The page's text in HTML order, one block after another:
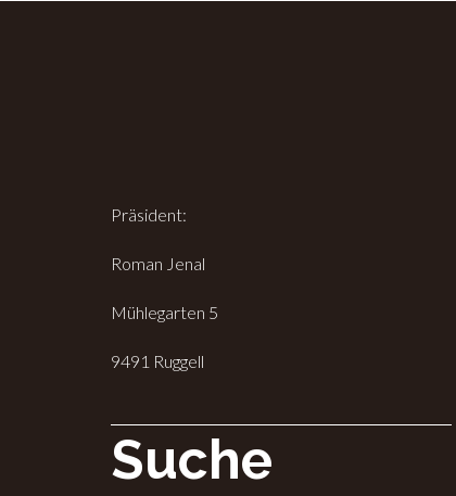
Präsident:
Roman Jenal
Mühlegarten 5
9491 Ruggell
Suche